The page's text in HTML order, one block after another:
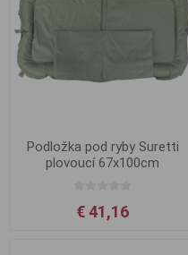
Podložka pod ryby Suretti
plovoucí 67x100cm
€ 41,16